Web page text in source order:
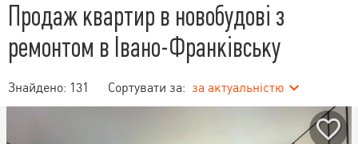
Продаж квартир в новобудові з
ремонтом в Івано-Франківську
Знайдено: 131 Сортувати за: за актуальністю